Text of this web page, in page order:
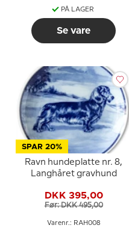
PÅ LAGER
Se vare
SPAR 20%
Ravn hundeplatte nr. 8,
Langhåret gravhund
DKK 395,00
Før: DKK 495,00
Varenr.: RAH008